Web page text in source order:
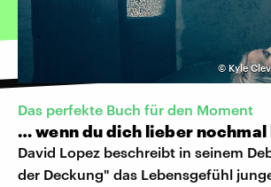
© Kyle
Das perfekte Buch für den Moment
… wenn du dich lieber
David Lopez beschreibt in seinem
der Deckung" das Lebensgefühl